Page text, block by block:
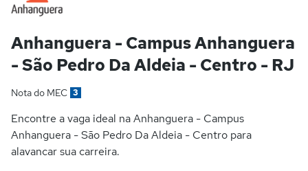
Anhanguera - Campus Anhanguera
- São Pedro Da Aldeia - Centro - RJ
Nota do MEC 3
Encontre a vaga ideal na Anhanguera - Campus
Anhanguera - São Pedro Da Aldeia - Centro para
alavancar sua carreira.